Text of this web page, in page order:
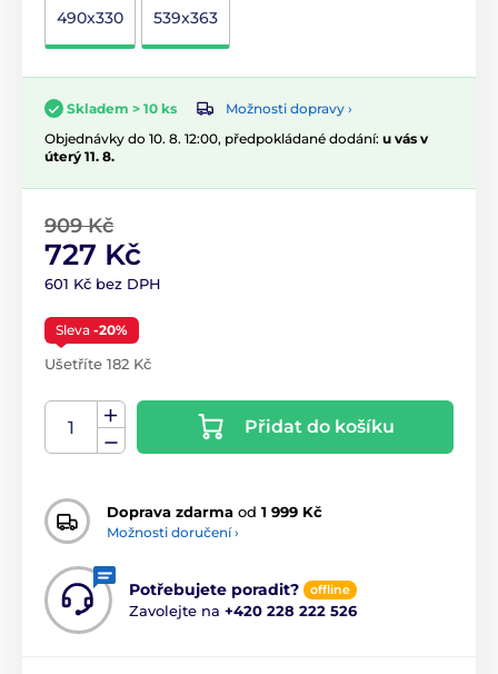
490x330 539x363
Skladem > 10 ks
Možnosti dopravy ›
Objednávky do 10. 8. 12:00, předpokládané dodání: u vás v
úterý 11. 8.
909 Kč
727 Kč
601 Kč bez DPH
Sleva -20%
Ušetříte 182 Kč
Přidat do košíku
Doprava zdarma od 1 999 Kč
Možnosti doručení ›
Potřebujete poradit? offline
Zavolejte na +420 228 222 526